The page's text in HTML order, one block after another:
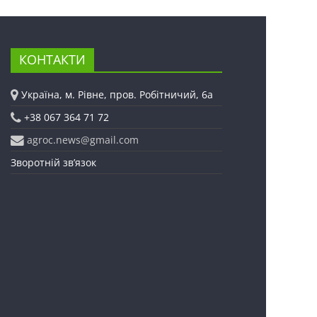
КОНТАКТИ
Україна, м. Рівне, пров. Робітничий, 6а
+38 067 364 71 72
agroc.news@gmail.com
Зворотній зв’язок